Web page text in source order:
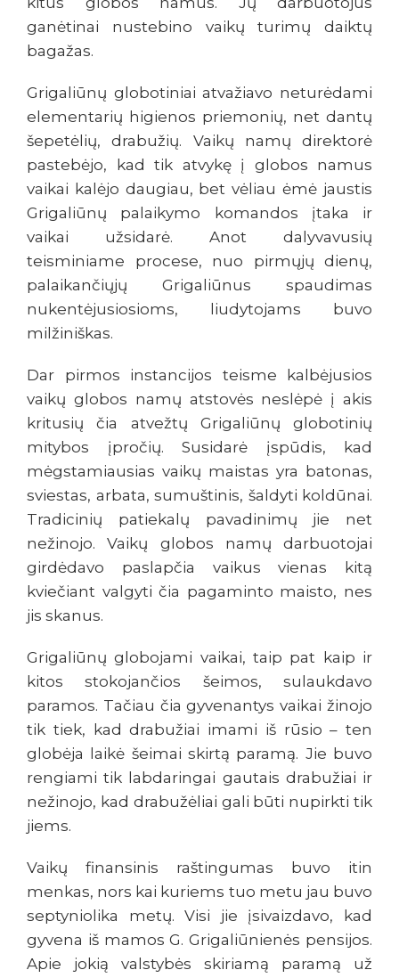
ganėtinai nustebino vaikų turimų daiktų
bagažas.
Grigaliūnų globotiniai atvažiavo neturėdami
elementarių higienos priemonių, net dantų
šepetėlių, drabužių. Vaikų namų direktorė
pastebėjo, kad tik atvykę į globos namus
vaikai kalėjo daugiau, bet vėliau ėmė jaustis
Grigaliūnų palaikymo komandos įtaka ir
vaikai užsidarė. Anot dalyvavusių
teisminiame procese, nuo pirmųjų dienų,
palaikančiųjų Grigaliūnus spaudimas
nukentėjusiosioms, liudytojams buvo
milžiniškas.
Dar pirmos instancijos teisme kalbėjusios
vaikų globos namų atstovės neslėpė į akis
kritusių čia atvežtų Grigaliūnų globotinių
mitybos įpročių. Susidarė įspūdis, kad
mėgstamiausias vaikų maistas yra batonas,
sviestas, arbata, sumuštinis, šaldyti koldūnai.
Tradicinių patiekalų pavadinimų jie net
nežinojo. Vaikų globos namų darbuotojai
girdėdavo paslapčia vaikus vienas kitą
kviečiant valgyti čia pagaminto maisto, nes
jis skanus.
Grigaliūnų globojami vaikai, taip pat kaip ir
kitos stokojančios šeimos, sulaukdavo
paramos. Tačiau čia gyvenantys vaikai žinojo
tik tiek, kad drabužiai imami iš rūsio – ten
globėja laikė šeimai skirtą paramą. Jie buvo
rengiami tik labdaringai gautais drabužiai ir
nežinojo, kad drabužėliai gali būti nupirkti tik
jiems.
Vaikų finansinis raštingumas buvo itin
menkas, nors kai kuriems tuo metu jau buvo
septyniolika metų. Visi jie įsivaizdavo, kad
gyvena iš mamos G. Grigaliūnienės pensijos.
Apie jokią valstybės skiriamą paramą už